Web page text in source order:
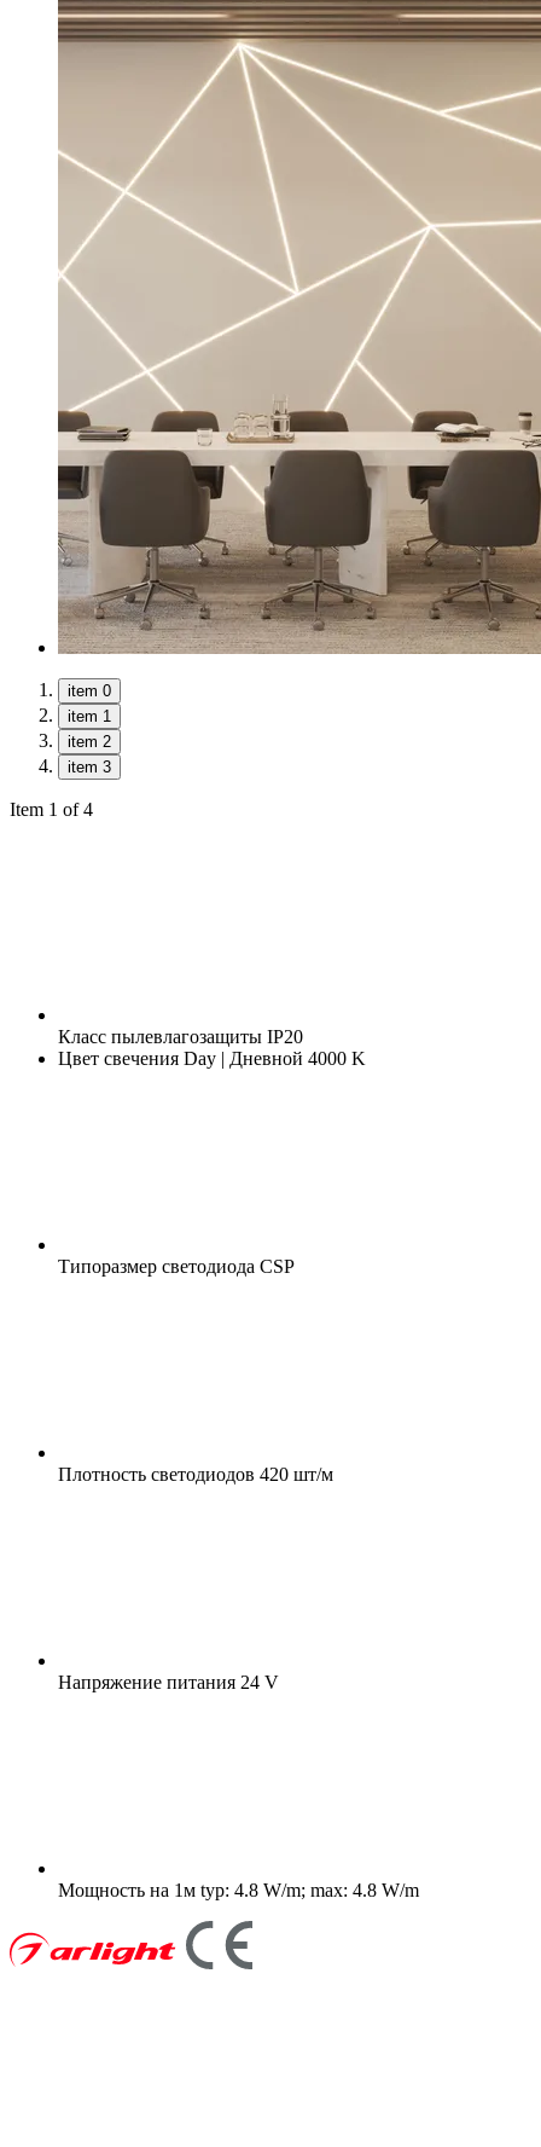
item 0
item 1
item 2
item 3
Item 1 of 4
Класс пылевлагозащиты IP20
Цвет свечения Day | Дневной 4000 K
Типоразмер светодиода CSP
Плотность светодиодов 420 шт/м
Напряжение питания 24 V
Мощность на 1м typ: 4.8 W/m; max: 4.8 W/m